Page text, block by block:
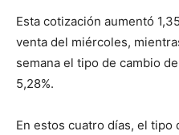
Esta cotización aumentó
venta del miércoles,
semana el tipo de cambio
5,28%.
En estos cuatro días, el tipo